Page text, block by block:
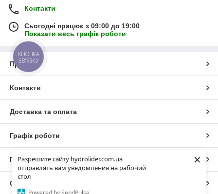
Разрешите сайту hydrolider.com.ua
отправлять вам уведомления на рабочий
стол
×
Контакти
Сьогодні працює з 09:00 до 19:00
Показати весь графік роботи
Про нас
Контакти
Доставка та оплата
Графік роботи
Повна версія сайту
Сайт створено на маркетплейсі
КНОПКА
ЗВ'ЯЗКУ